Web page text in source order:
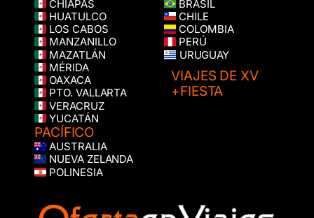
CHIAPAS
HUATULCO
LOS CABOS
MANZANILLO
MAZATLÁN
MÉRIDA
OAXACA
PTO. VALLARTA
VERACRUZ
YUCATÁN
PACÍFICO
AUSTRALIA
NUEVA ZELANDA
POLINESIA
BRASIL
CHILE
COLOMBIA
PERÚ
URUGUAY
VIAJES DE XV
+FIESTA